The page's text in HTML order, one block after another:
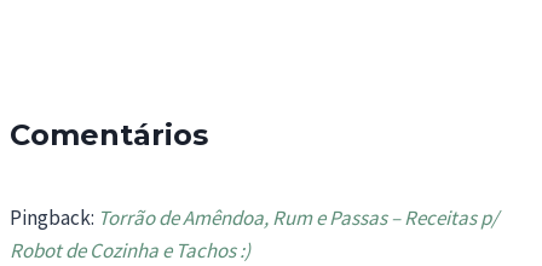
Comentários
Pingback: Torrão de Amêndoa, Rum e Passas – Receitas p/
Robot de Cozinha e Tachos :)